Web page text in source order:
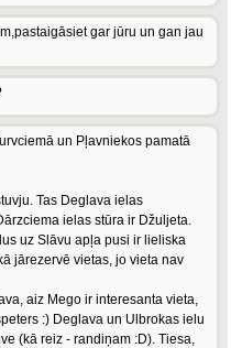
gar jūru un gan jau
un Pļavniekos pamatā
Tas Deglava ielas
ielas stūra ir Džuljeta.
uz Slāvu apļa pusi ir lieliska
jārezervē vietas, jo vieta nav
aiz Mego ir interesanta vieta,
:) Deglava un Ulbrokas ielu
(kā reiz - randiņam :D). Tiesa,